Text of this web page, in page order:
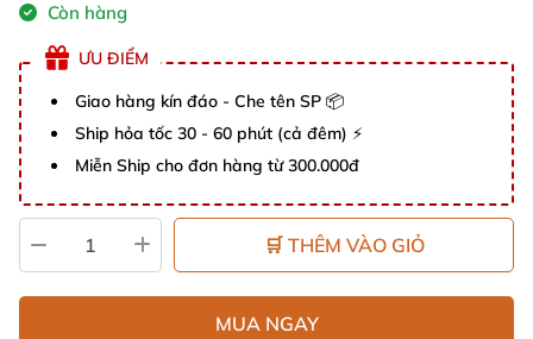
Còn hàng
ƯU ĐIỂM
Giao hàng kín đáo - Che tên SP 📦
Ship hỏa tốc 30 - 60 phút (cả đêm) ⚡
Miễn Ship cho đơn hàng từ 300.000đ
🛒 THÊM VÀO GIỎ
MUA NGAY